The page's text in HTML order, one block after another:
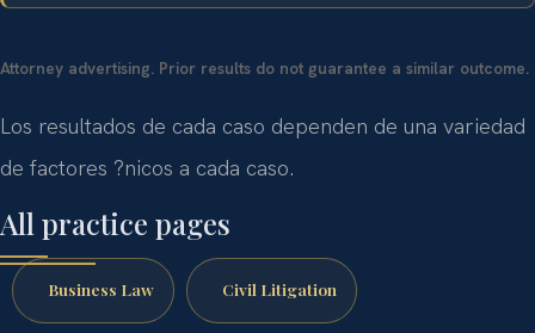
Attorney advertising. Prior results do not guarantee a similar outcome.
Los resultados de cada caso dependen de una variedad
de factores ?nicos a cada caso.
All practice pages
Business Law Civil Litigation